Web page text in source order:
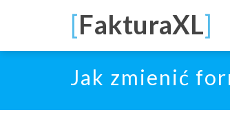
main
[FakturaXL]
Jak zmienić